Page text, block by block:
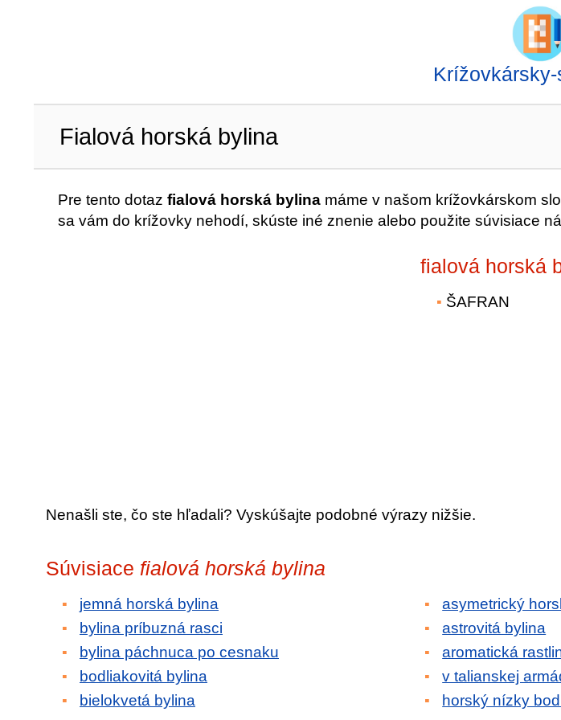
Fialová horská bylina
Pre tento dotaz fialová horská bylina máme v našom krížovkárskom
sa vám do krížovky nehodí, skúste iné znenie alebo použite súvisiace
fialová horská
ŠAFRAN
Nenašli ste, čo ste hľadali? Vyskúšajte podobné výrazy nižšie.
Súvisiace fialová horská bylina
jemná horská bylina
bylina príbuzná rasci
bylina páchnuca po cesnaku
bodliakovitá bylina
bielokvetá bylina
asymetrický
astrovitá bylina
aromatická
v talianskej
horský nízky